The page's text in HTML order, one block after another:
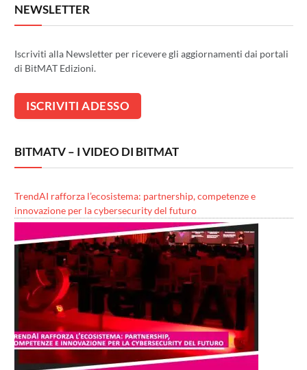
NEWSLETTER
Iscriviti alla Newsletter per ricevere gli aggiornamenti dai portali
di BitMAT Edizioni.
BITMATV – I VIDEO DI BITMAT
TrendAI rafforza l’ecosistema: partnership, competenze e
innovazione per la cybersecurity del futuro